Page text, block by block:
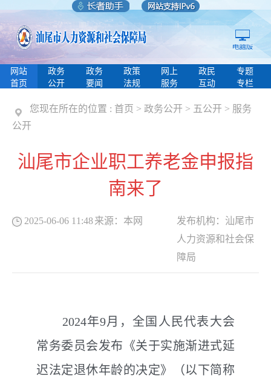
网站
首页
政务
公开
政务
要闻
政策
法规
网上
服务
政民
互动
专题
专栏
您现在所在的位置 : 首页 > 政务公开 > 五公开 > 服务
公开
汕尾市企业职工养老金申报指
南来了
2025-06-06 11:48来源： 本网 发布机构： 汕尾市
人力资源和社会保
障局
2024年9月，全国人民代表大会
常务委员会发布《关于实施渐进式延
迟法定退休年龄的决定》（以下简称